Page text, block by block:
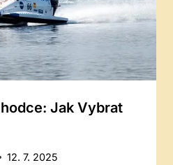
Jak Vybrat
12. 7. 2025